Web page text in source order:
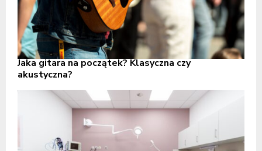
Jaka gitara na początek? Klasyczna czy
akustyczna?